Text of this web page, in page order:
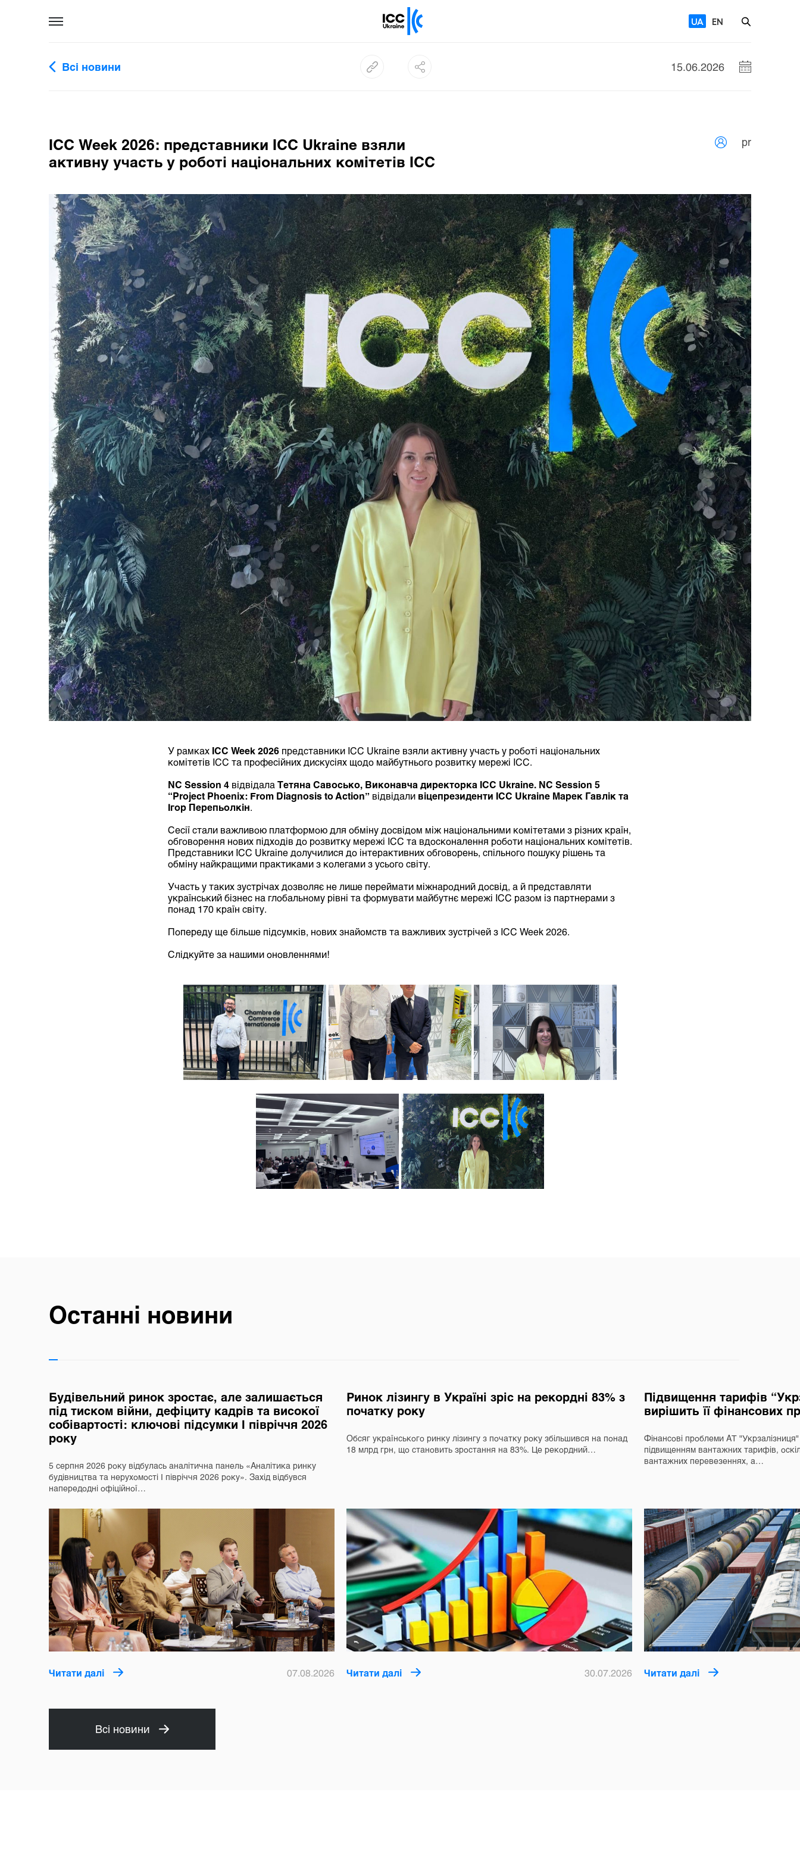
UA EN
Всі новини 15.06.2026
ICC Week 2026: представники ICC Ukraine взяли
активну участь у роботі національних комітетів ICC
pr
У рамках ICC Week 2026 представники ICC Ukraine взяли активну участь у роботі національних
комітетів ICC та професійних дискусіях щодо майбутнього розвитку мережі ICC.
NC Session 4 відвідала Тетяна Савосько, Виконавча директорка ICC Ukraine. NC Session 5
“Project Phoenix: From Diagnosis to Action” відвідали віцепрезиденти ICC Ukraine Марек Гавлік та
Ігор Перепьолкін.
Сесії стали важливою платформою для обміну досвідом між національними комітетами з різних країн,
обговорення нових підходів до розвитку мережі ICC та вдосконалення роботи національних комітетів.
Представники ICC Ukraine долучилися до інтерактивних обговорень, спільного пошуку рішень та
обміну найкращими практиками з колегами з усього світу.
Участь у таких зустрічах дозволяє не лише переймати міжнародний досвід, а й представляти
український бізнес на глобальному рівні та формувати майбутнє мережі ICC разом із партнерами з
понад 170 країн світу.
Попереду ще більше підсумків, нових знайомств та важливих зустрічей з ICC Week 2026.
Слідкуйте за нашими оновленнями!
Останні новини
Будівельний ринок зростає, але залишається
під тиском війни, дефіциту кадрів та високої
собівартості: ключові підсумки І півріччя 2026
року
5 серпня 2026 року відбулась аналітична панель «Аналітика ринку
будівництва та нерухомості І півріччя 2026 року». Захід відбувся
напередодні офіційної…
Читати далі 07.08.2026
Ринок лізингу в Україні зріс на рекордні 83% з
початку року
Обсяг українського ринку лізингу з початку року збільшився на понад
18 млрд грн, що становить зростання на 83%. Це рекордний…
Читати далі 30.07.2026
Підвищення тарифів
вирішить її фінансових
Фінансові проблеми АТ
підвищенням вантажних тарифів,
вантажних перевезеннях, а…
Читати далі
Всі новини